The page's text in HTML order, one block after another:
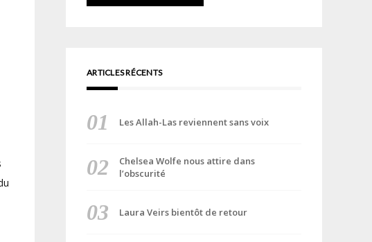
ARTICLES RÉCENTS
Les Allah-Las reviennent sans voix
Chelsea Wolfe nous attire dans
l’obscurité
Laura Veirs bientôt de retour